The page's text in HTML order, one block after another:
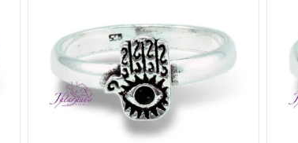
AÑADIR AL CARRITO / QUICK VIEW